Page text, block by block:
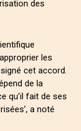
des
les
cet accord.
de la
qu’il fait de ses
a noté